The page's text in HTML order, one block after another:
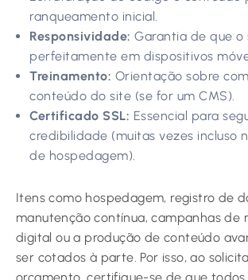
ranqueamento inicial.
Responsividade: Garantia de que o
perfeitamente em dispositivos
Treinamento: Orientação sobre
conteúdo do site (se for um CMS).
Certificado SSL: Essencial para
credibilidade (muitas vezes incluso
de hospedagem).
Itens como hospedagem, registro de
manutenção contínua, campanhas de
digital ou a produção de conteúdo
ser cotados à parte. Por isso, ao